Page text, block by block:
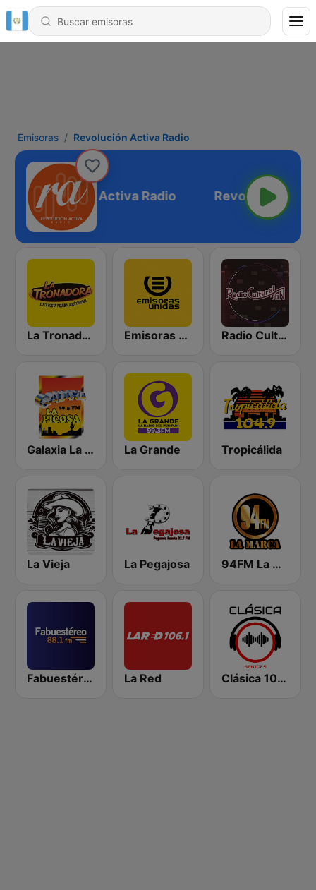
Emisoras Revolución Activa Radio
Revolución Activa Radio
La Tronadora Emisoras Unidas Radio Cultural TGN
Galaxia La Picosa La Grande Tropicálida
La Vieja La Pegajosa 94FM La Marca
Fabuestéreo 88.1 FM La Red Clásica 102.5